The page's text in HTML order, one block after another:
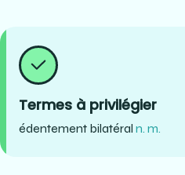
Termes à privilégier
édentement bilatéral n. m.